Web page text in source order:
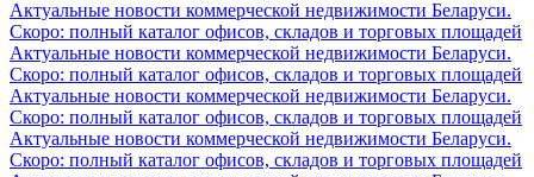
Актуальные новости коммерческой недвижимости Беларуси.
Скоро: полный каталог офисов, складов и торговых площадей
Актуальные новости коммерческой недвижимости Беларуси.
Скоро: полный каталог офисов, складов и торговых площадей
Актуальные новости коммерческой недвижимости Беларуси.
Скоро: полный каталог офисов, складов и торговых площадей
Актуальные новости коммерческой недвижимости Беларуси.
Скоро: полный каталог офисов, складов и торговых площадей